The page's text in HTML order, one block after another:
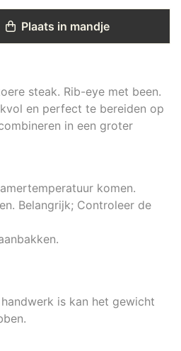
steak. Rib-eye met been.
en perfect te bereiden op
in een groter
komen.
Belangrijk; Controleer de
is kan het gewicht
Plaats in mandje